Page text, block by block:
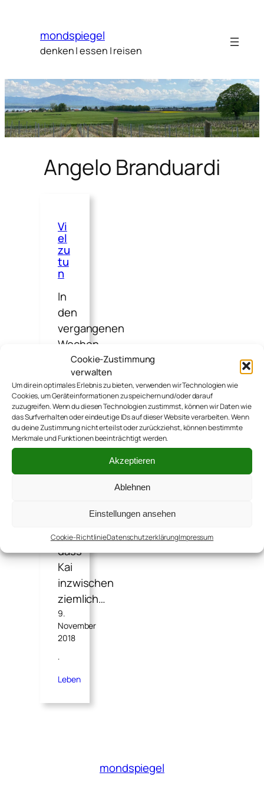
Cookie-Zustimmung
verwalten
Um dir ein optimales Erlebnis zu bieten, verwenden wir Technologien wie
Cookies, um Geräteinformationen zu speichern und/oder darauf
zuzugreifen. Wenn du diesen Technologien zustimmst, können wir Daten wie
das Surfverhalten oder eindeutige IDs auf dieser Website verarbeiten. Wenn
du deine Zustimmung nicht erteilst oder zurückziehst, können bestimmte
Merkmale und Funktionen beeinträchtigt werden.
Akzeptieren
Ablehnen
Einstellungen ansehen
Cookie-RichtlinieDatenschutzerklärungImpressum
springen
mondspiegel
denken | essen | reisen
Angelo Branduardi
Vi
el
zu
tu
n
In
den
vergangenen
Wochen
war
ziemlich
ruhig
hier
im
was
liegt,
dass
Kai
inzwischen
ziemlich…
9.
November
2018
·
Leben
mondspiegel